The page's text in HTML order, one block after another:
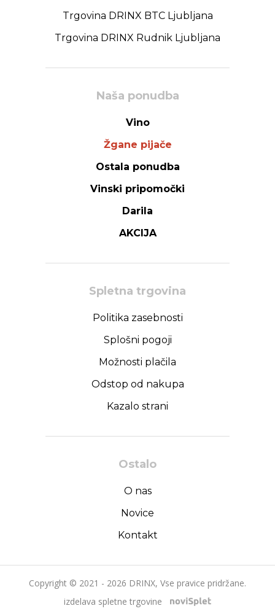
Trgovina DRINX BTC Ljubljana
Trgovina DRINX Rudnik Ljubljana
Naša ponudba
Vino
Žgane pijače
Ostala ponudba
Vinski pripomočki
Darila
AKCIJA
Spletna trgovina
Politika zasebnosti
Splošni pogoji
Možnosti plačila
Odstop od nakupa
Kazalo strani
Ostalo
O nas
Novice
Kontakt
Copyright © 2021 - 2026 DRINX, Vse pravice pridržane.
izdelava spletne trgovine